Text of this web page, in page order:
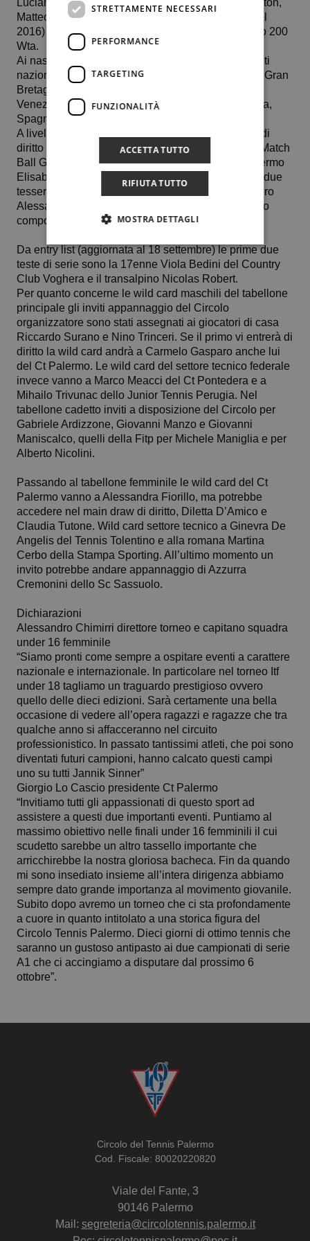
Luciano Darderi, Luca Nardi, il francese Hugo Gaston,
Matteo Gigante, Elisabetta Cocciaretto (finalista nel
2016) e Giorgia Pedone ormai a un passo dalla top 200
Wta.
Ai nastri di partenza atleti provenienti dalle seguenti
nazioni: Italia, Francia Svizzera, Lettonia, Polonia, Gran
Bretagna, Romania, Germania, Brasile, Stati Uniti,
Venezuela, Danimarca, Slovenia, Repubblica Ceca,
Spagna, Serbia.
A livello di giocatori e giocatrici siciliani, ammessi di
diritto nel main draw il mancino siracusano del Tc Match
Ball Giovanni Conigliaro e la giocatrice del Ct Palermo
Elisabetta Allegra. Molto vicini a farvi accesso altri due
tesserati del circolo organizzatore dell’evento ovvero
Alessandra Fiorillo e Riccardo Surano, quest’ultimo
componente della compagine di serie A1.
Da entry list (aggiornata al 18 settembre) le prime due
teste di serie sono la 17enne Viola Bedini del Country
Club Voghera e il transalpino Nicolas Robert.
Per quanto concerne le wild card maschili del tabellone
principale gli inviti appannaggio del Circolo
organizzatore sono stati assegnati ai giocatori di casa
Riccardo Surano e Nino Trinceri. Se il primo vi entrerà di
diritto la wild card andrà a Carmelo Gasparo anche lui
del Ct Palermo. Le wild card del settore tecnico federale
invece vanno a Marco Meacci del Ct Pontedera e a
Mihailo Trivunac dello Junior Tennis Perugia. Nel
tabellone cadetto inviti a disposizione del Circolo per
Gabriele Ardizzone, Giovanni Manzo e Giovanni
Maniscalco, quelli della Fitp per Michele Maniglia e per
Alberto Nicolini.
Passando al tabellone femminile le wild card del Ct
Palermo vanno a Alessandra Fiorillo, ma potrebbe
accedere nel main draw di diritto, Diletta D’Amico e
Claudia Tutone. Wild card settore tecnico a Ginevra De
Angelis del Tennis Tolentino e alla romana Martina
Cerbo della Stampa Sporting. All’ultimo momento un
invito potrebbe andare appannaggio di Azzurra
Cremonini dello Sc Sassuolo.
Dichiarazioni
Alessandro Chimirri direttore torneo e capitano squadra
under 16 femminile
“Siamo pronti come sempre a ospitare eventi a carattere
nazionale e internazionale. In particolare nel torneo Itf
under 18 tagliamo un traguardo prestigioso ovvero
quello delle dieci edizioni. Sarà certamente una bella
occasione di vedere all’opera ragazzi e ragazze che tra
qualche anno si affacceranno nel circuito
professionistico. In passato tantissimi atleti, che poi sono
diventati futuri campioni, hanno calcato questi campi
uno su tutti Jannik Sinner”
Giorgio Lo Cascio presidente Ct Palermo
“Invitiamo tutti gli appassionati di questo sport ad
assistere a questi due importanti eventi. Puntiamo al
massimo obiettivo nelle finali under 16 femminili il cui
scudetto sarebbe un altro tassello importante che
arricchirebbe la nostra gloriosa bacheca. Fin da quando
mi sono insediato insieme all’intera dirigenza abbiamo
sempre dato grande importanza al movimento giovanile.
Subito dopo avremo un torneo che ci sta profondamente
a cuore in quanto intitolato a una storica figura del
Circolo Tennis Palermo. Dieci giorni di ottimo tennis che
saranno un gustoso antipasto ai due campionati di serie
A1 che ci accingiamo a disputare dal prossimo 6
ottobre”.
Circolo del Tennis Palermo
Cod. Fiscale: 80020220820
Viale del Fante, 3
90146 Palermo
Mail: segreteria@circolotennis.palermo.it
STRETTAMENTE NECESSARI
PERFORMANCE
TARGETING
FUNZIONALITÀ
ACCETTA TUTTO
RIFIUTA TUTTO
MOSTRA DETTAGLI